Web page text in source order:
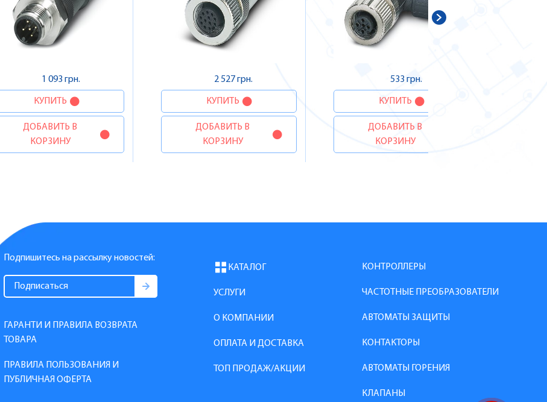
1 093 грн.
КУПИТЬ
ДОБАВИТЬ В
КОРЗИНУ
2 527 грн.
КУПИТЬ
ДОБАВИТЬ В
КОРЗИНУ
533 грн.
КУПИТЬ
ДОБАВИТЬ В
КОРЗИНУ
Подпишитесь на рассылку новостей:
ГАРАНТИ И ПРАВИЛА ВОЗВРАТА
ТОВАРА
ПРАВИЛА ПОЛЬЗОВАНИЯ И
ПУБЛИЧНАЯ ОФЕРТА
КАТАЛОГ
УСЛУГИ
О КОМПАНИИ
ОПЛАТА И ДОСТАВКА
ТОП ПРОДАЖ/АКЦИИ
КОНТРОЛЛЕРЫ
ЧАСТОТНЫЕ ПРЕОБРАЗОВАТЕЛИ
АВТОМАТЫ ЗАЩИТЫ
КОНТАКТОРЫ
АВТОМАТЫ ГОРЕНИЯ
КЛАПАНЫ